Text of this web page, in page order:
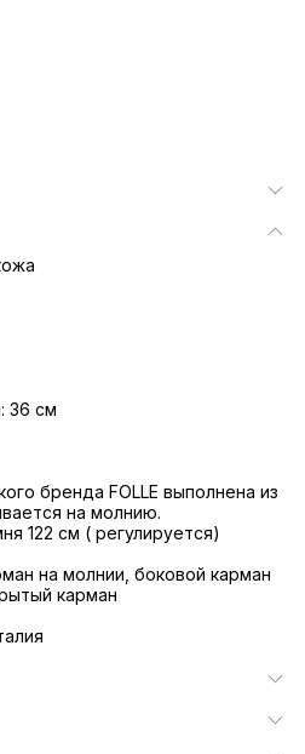
36 см
бренда FOLLE выполнена из
на молнию.
122 см ( регулируется)
на молнии, боковой карман
карман